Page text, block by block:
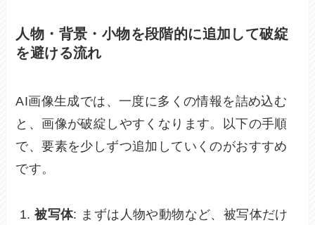
人物・背景・小物を段階的に追加して破綻
を避ける流れ
AI画像生成では、一度に多くの情報を詰め込む
と、画像が破綻しやすくなります。以下の手順
で、要素を少しずつ追加していくのがおすすめ
です。
被写体: まずは人物や動物など、被写体だけ